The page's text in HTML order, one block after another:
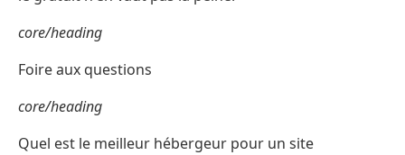
core/heading
Foire aux questions
core/heading
Quel est le meilleur hébergeur pour un site